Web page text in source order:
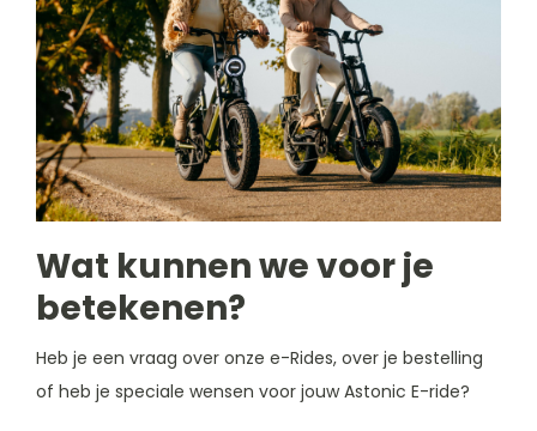
Wat kunnen we voor je
betekenen?
Heb je een vraag over onze e-Rides, over je bestelling
of heb je speciale wensen voor jouw Astonic E-ride?